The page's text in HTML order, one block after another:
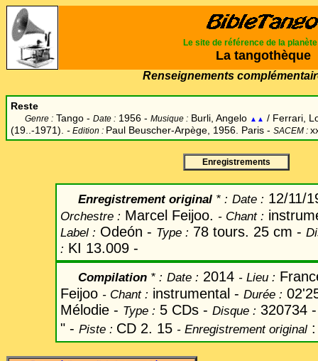
Le site de référence de la planète
La tangothèque
Renseignements
Reste
Genre : Tango - Date : 1956 - Musique : Burli, Angelo ▲▲ / Ferrari,
(19..-1971). - Edition : Paul Beuscher-Arpège, 1956. Paris - SACEM :
Enregistrements
Enregistrement original * : Date : 12/11/
Orchestre : Marcel Feijoo. - Chant:
Label : Odeón - Type : 78 tours. 25 cm -
: KI 13.009 -
Compilation * : Date : 2014 - Lieu :
Feijoo - Chant: instrumental - Durée :
Mélodie - Type : 5 CDs - Disque : 320734
" - Piste : CD 2. 15 - Enregistrement original